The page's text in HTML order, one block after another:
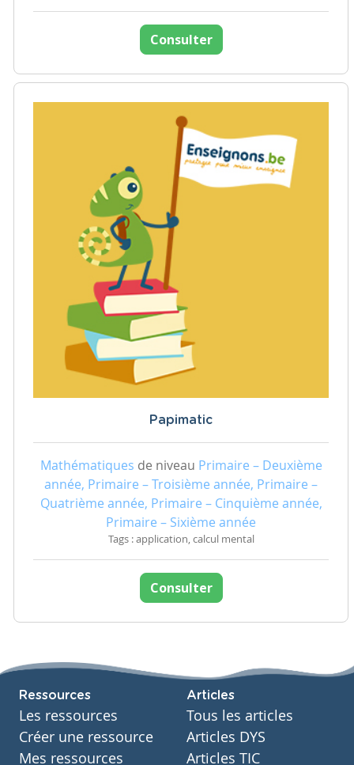
Consulter
Papimatic
Mathématiques de niveau Primaire – Deuxième
année, Primaire – Troisième année, Primaire –
Quatrième année, Primaire – Cinquième année,
Primaire – Sixième année
Tags : application, calcul mental
Consulter
Ressources
Les ressources
Créer une ressource
Mes ressources
Articles
Tous les articles
Articles DYS
Articles TIC